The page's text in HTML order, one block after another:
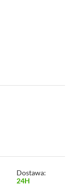
Dostawa:
24H